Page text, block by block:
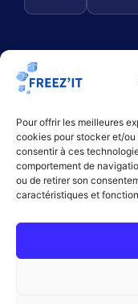
Pour offrir les meilleures
cookies pour stocker et/
consentir à ces
comportement de
ou de retirer son
caractéristiques et
Tarifs